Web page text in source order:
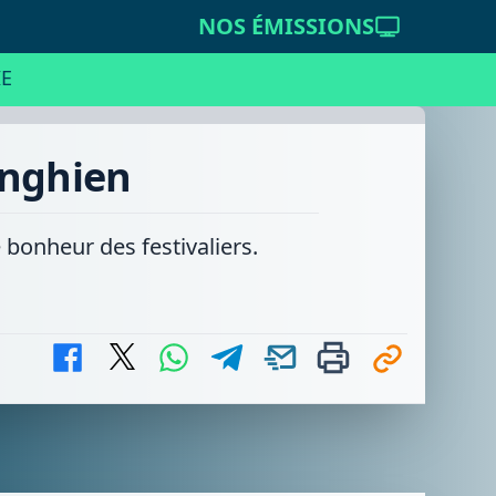
NOS ÉMISSIONS
des festivaliers.